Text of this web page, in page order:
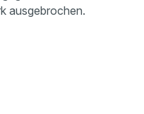
ausgebrochen.